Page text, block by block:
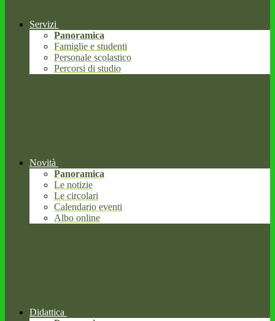
Servizi
Panoramica
Famiglie e studenti
Personale scolastico
Percorsi di studio
Novità
Panoramica
Le notizie
Le circolari
Calendario eventi
Albo online
Didattica